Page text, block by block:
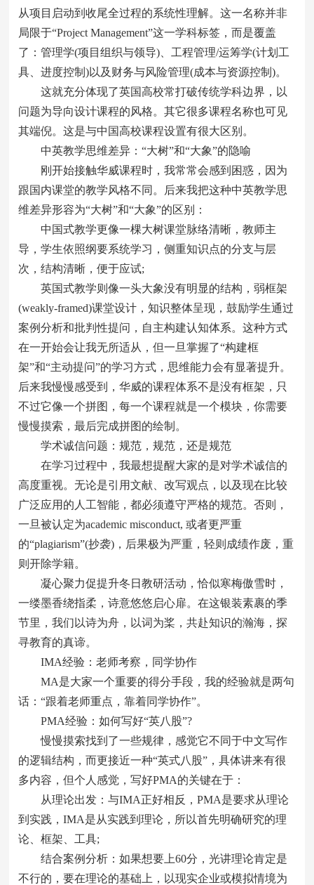
从项目启动到收尾全过程的系统性理解。这一名称并非
局限于“Project Management”这一学科标签，而是覆盖
了：管理学(项目组织与领导)、工程管理/运筹学(计划工
具、进度控制)以及财务与风险管理(成本与资源控制)。
这就充分体现了英国高校常打破传统学科边界，以
问题为导向设计课程的风格。其它很多课程名称也可见
其端倪。这是与中国高校课程设置有很大区别。
中英教学思维差异：“大树”和“大象”的隐喻
刚开始接触华威课程时，我常常会感到困惑，因为
跟国内课堂的教学风格不同。后来我把这种中英教学思
维差异形容为“大树”和“大象”的区别：
中国式教学更像一棵大树课堂脉络清晰，教师主
导，学生依照纲要系统学习，侧重知识点的分支与层
次，结构清晰，便于应试;
英国式教学则像一头大象没有明显的结构，弱框架
(weakly-framed)课堂设计，知识整体呈现，鼓励学生通过
案例分析和批判性提问，自主构建认知体系。这种方式
在一开始会让我无所适从，但一旦掌握了“构建框
架”和“主动提问”的学习方式，思维能力会有显著提升。
后来我慢慢感受到，华威的课程体系不是没有框架，只
不过它像一个拼图，每一个课程就是一个模块，你需要
慢慢摸索，最后完成拼图的绘制。
学术诚信问题：规范，规范，还是规范
在学习过程中，我最想提醒大家的是对学术诚信的
高度重视。无论是引用文献、改写观点，以及现在比较
广泛应用的人工智能，都必须遵守严格的规范。否则，
一旦被认定为academic misconduct, 或者更严重
的“plagiarism”(抄袭)，后果极为严重，轻则成绩作废，重
则开除学籍。
凝心聚力促提升冬日教研活动，恰似寒梅傲雪时，
一缕墨香绕指柔，诗意悠悠启心扉。在这银装素裹的季
节里，我们以诗为舟，以词为桨，共赴知识的瀚海，探
寻教育的真谛。
IMA经验：老师考察，同学协作
MA是大家一个重要的得分手段，我的经验就是两句
话：“跟着老师重点，靠着同学协作”。
PMA经验：如何写好“英八股”?
慢慢摸索找到了一些规律，感觉它不同于中文写作
的逻辑结构，而更接近一种“英式八股”，具体讲来有很
多内容，但个人感觉，写好PMA的关键在于：
从理论出发：与IMA正好相反，PMA是要求从理论
到实践，IMA是从实践到理论，所以首先明确研究的理
论、框架、工具;
结合案例分析：如果想要上60分，光讲理论肯定是
不行的，要在理论的基础上，以现实企业或模拟情境为